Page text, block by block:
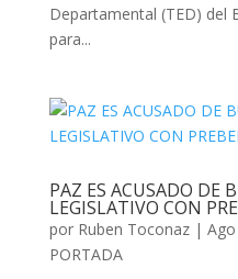
Departamental (TED) del
para...
PAZ ES ACUSADO DE
LEGISLATIVO CON
por Ruben Toconaz|
PORTADA